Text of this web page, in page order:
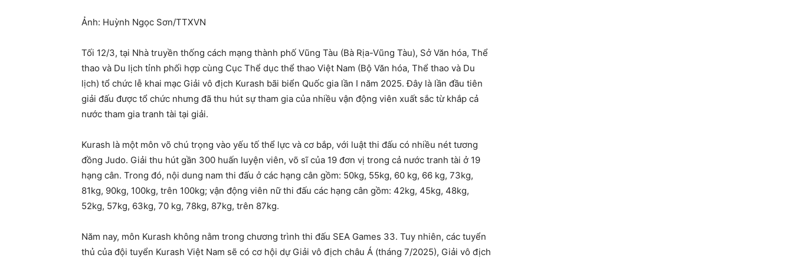
Ảnh: Huỳnh Ngọc Sơn/TTXVN
Tối 12/3, tại Nhà truyền thống cách mạng thành phố Vũng Tàu (Bà Rịa-Vũng Tàu), Sở Văn hóa, Thể
thao và Du lịch tỉnh phối hợp cùng Cục Thể dục thể thao Việt Nam (Bộ Văn hóa, Thể thao và Du
lịch) tổ chức lễ khai mạc Giải vô địch Kurash bãi biển Quốc gia lần I năm 2025. Đây là lần đầu tiên
giải đấu được tổ chức nhưng đã thu hút sự tham gia của nhiều vận động viên xuất sắc từ khắp cả
nước tham gia tranh tài tại giải.
Kurash là một môn võ chú trọng vào yếu tố thể lực và cơ bắp, với luật thi đấu có nhiều nét tương
đồng Judo. Giải thu hút gần 300 huấn luyện viên, võ sĩ của 19 đơn vị trong cả nước tranh tài ở 19
hạng cân. Trong đó, nội dung nam thi đấu ở các hạng cân gồm: 50kg, 55kg, 60 kg, 66 kg, 73kg,
81kg, 90kg, 100kg, trên 100kg; vận động viên nữ thi đấu các hạng cân gồm: 42kg, 45kg, 48kg,
52kg, 57kg, 63kg, 70 kg, 78kg, 87kg, trên 87kg.
Năm nay, môn Kurash không nằm trong chương trình thi đấu SEA Games 33. Tuy nhiên, các tuyển
thủ của đội tuyển Kurash Việt Nam sẽ có cơ hội dự Giải vô địch châu Á (tháng 7/2025), Giải vô địch